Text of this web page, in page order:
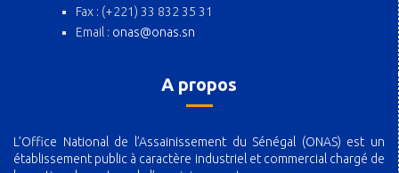
Fax : (+221) 33 832 35 31
Email : onas@onas.sn
A propos
L’Office National de l’Assainissement du Sénégal (ONAS) est un
établissement public à caractère industriel et commercial chargé de